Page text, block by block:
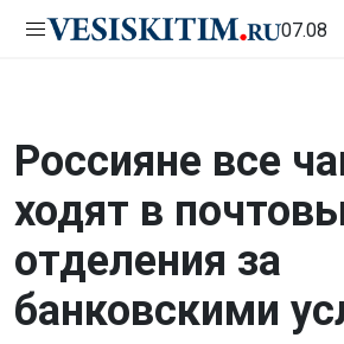
07.08
Россияне все
ходят в
отделения за
банковскими